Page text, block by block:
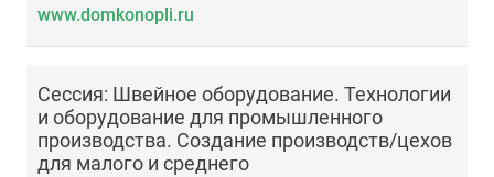
www.domkonopli.ru
Сессия: Швейное оборудование. Технологии
и оборудование для промышленного
производства. Создание производств/цехов
для малого и среднего